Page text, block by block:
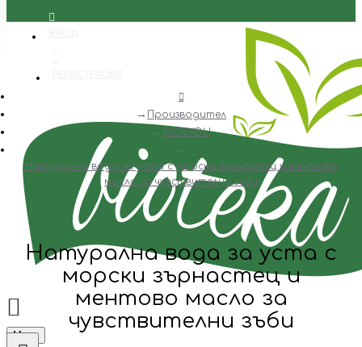
Menu
Производител
BIO2YOU
Натурална вода за уста с морски зърнастец и ментово
масло за чувствителни зъби
Натурална вода за уста с
морски зърнастец и
ментово масло за
чувствителни зъби